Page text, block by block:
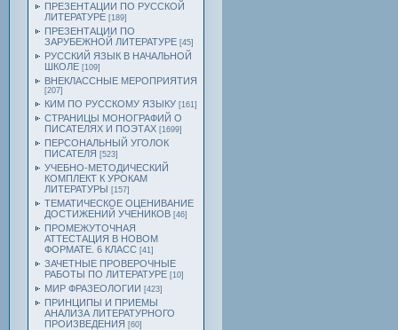
ПРЕЗЕНТАЦИИ ПО РУССКОЙ
ЛИТЕРАТУРЕ [189]
ПРЕЗЕНТАЦИИ ПО
ЗАРУБЕЖНОЙ ЛИТЕРАТУРЕ [45]
РУССКИЙ ЯЗЫК В НАЧАЛЬНОЙ
ШКОЛЕ [109]
ВНЕКЛАССНЫЕ МЕРОПРИЯТИЯ
[207]
КИМ ПО РУССКОМУ ЯЗЫКУ [161]
СТРАНИЦЫ МОНОГРАФИЙ О
ПИСАТЕЛЯХ И ПОЭТАХ [1699]
ПЕРСОНАЛЬНЫЙ УГОЛОК
ПИСАТЕЛЯ [523]
УЧЕБНО-МЕТОДИЧЕСКИЙ
КОМПЛЕКТ К УРОКАМ
ЛИТЕРАТУРЫ [157]
ТЕМАТИЧЕСКОЕ ОЦЕНИВАНИЕ
ДОСТИЖЕНИЙ УЧЕНИКОВ [46]
ПРОМЕЖУТОЧНАЯ
АТТЕСТАЦИЯ В НОВОМ
ФОРМАТЕ. 6 КЛАСС [41]
ЗАЧЕТНЫЕ ПРОВЕРОЧНЫЕ
РАБОТЫ ПО ЛИТЕРАТУРЕ [10]
МИР ФРАЗЕОЛОГИИ [423]
ПРИНЦИПЫ И ПРИЕМЫ
АНАЛИЗА ЛИТЕРАТУРНОГО
ПРОИЗВЕДЕНИЯ [60]